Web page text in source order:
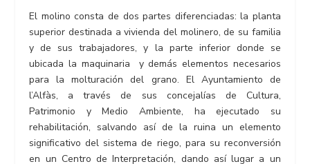
El molino consta de dos partes diferenciadas: la planta
superior destinada a vivienda del molinero, de su familia
y de sus trabajadores, y la parte inferior donde se
ubicada la maquinaria y demás elementos necesarios
para la molturación del grano. El Ayuntamiento de
l’Alfàs, a través de sus concejalías de Cultura,
Patrimonio y Medio Ambiente, ha ejecutado su
rehabilitación, salvando así de la ruina un elemento
significativo del sistema de riego, para su reconversión
en un Centro de Interpretación, dando así lugar a un